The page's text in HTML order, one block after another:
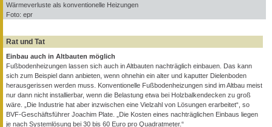
Wärmeverluste als konventionelle Heizungen
Foto: epr
Rat und Tat
Einbau auch in Altbauten möglich
Fußbodenheizungen lassen sich auch in Altbauten nachträglich einbauen. Das kann
sich zum Beispiel dann anbieten, wenn ohnehin ein alter und kaputter Dielenboden
herausgerissen werden muss. Konventionelle Fußbodenheizungen sind im Altbau meist
nur dann nicht installierbar, wenn die Belastung etwa bei Holzbalkendecken zu groß
wäre. „Die Industrie hat aber inzwischen eine Vielzahl von Lösungen erarbeitet“, so
BVF-Geschäftsführer Joachim Plate. „Die Kosten eines nachträglichen Einbaus liegen
je nach Systemlösung bei 30 bis 60 Euro pro Quadratmeter.“